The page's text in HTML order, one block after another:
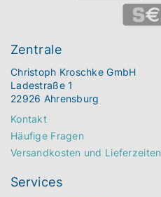
Zentrale
Christoph Kroschke GmbH
Ladestraße 1
22926 Ahrensburg
Kontakt
Häufige Fragen
Versandkosten und Lieferzeiten
Services